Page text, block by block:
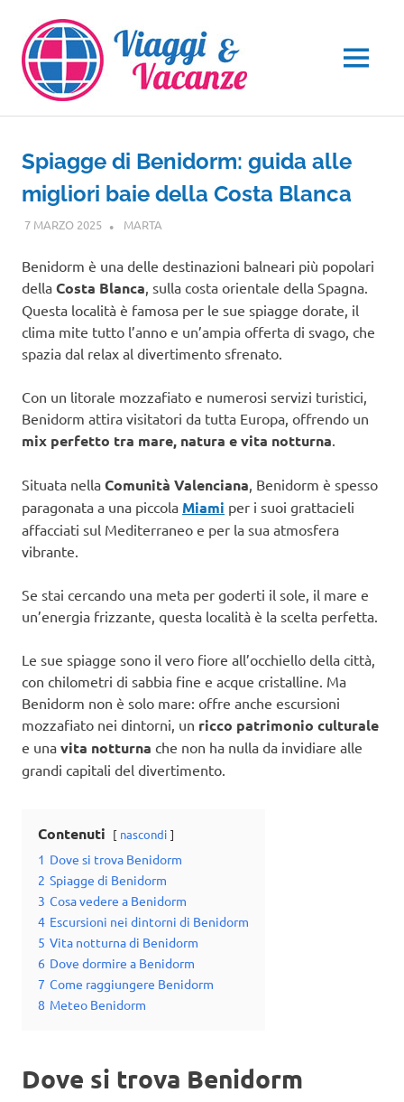
contenuto
MENU
Spiagge di Benidorm: guida alle
migliori baie della Costa Blanca
7 MARZO 2025 MARTA
Benidorm è una delle destinazioni balneari più popolari
della Costa Blanca, sulla costa orientale della Spagna.
Questa località è famosa per le sue spiagge dorate, il
clima mite tutto l’anno e un’ampia offerta di svago, che
spazia dal relax al divertimento sfrenato.
Con un litorale mozzafiato e numerosi servizi turistici,
Benidorm attira visitatori da tutta Europa, offrendo un
mix perfetto tra mare, natura e vita notturna.
Situata nella Comunità Valenciana, Benidorm è spesso
paragonata a una piccola Miami per i suoi grattacieli
affacciati sul Mediterraneo e per la sua atmosfera
vibrante.
Se stai cercando una meta per goderti il sole, il mare e
un’energia frizzante, questa località è la scelta perfetta.
Le sue spiagge sono il vero fiore all’occhiello della città,
con chilometri di sabbia fine e acque cristalline. Ma
Benidorm non è solo mare: offre anche escursioni
mozzafiato nei dintorni, un ricco patrimonio culturale
e una vita notturna che non ha nulla da invidiare alle
grandi capitali del divertimento.
Contenuti nascondi
1 Dove si trova Benidorm
2 Spiagge di Benidorm
3 Cosa vedere a Benidorm
4 Escursioni nei dintorni di Benidorm
5 Vita notturna di Benidorm
6 Dove dormire a Benidorm
7 Come raggiungere Benidorm
8 Meteo Benidorm
Dove si trova Benidorm